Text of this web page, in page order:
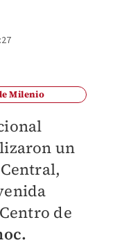
Milenio
un
de